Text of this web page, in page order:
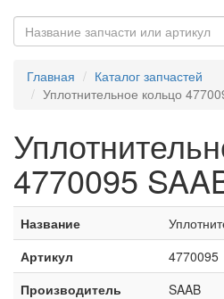
Главная
Каталог запчастей
Уплотнительное кольцо
4770095
Название
Артикул
4770095
Производитель
SAAB